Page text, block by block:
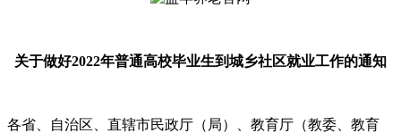
关于做好2022年普通高校毕业生到城乡社区就业工作的通知
各省、自治区、直辖市民政厅（局）、教育厅（教委、教育